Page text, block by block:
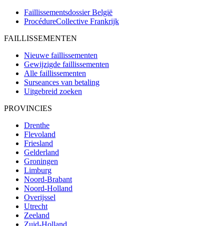
Faillissementsdossier België
ProcédureCollective Frankrijk
FAILLISSEMENTEN
Nieuwe faillissementen
Gewijzigde faillissementen
Alle faillissementen
Surseances van betaling
Uitgebreid zoeken
PROVINCIES
Drenthe
Flevoland
Friesland
Gelderland
Groningen
Limburg
Noord-Brabant
Noord-Holland
Overijssel
Utrecht
Zeeland
Zuid-Holland